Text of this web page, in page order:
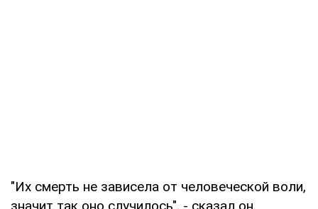
"Их смерть не зависела от человеческой воли,
значит так оно случилось", - сказал он.